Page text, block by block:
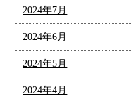
2024年7月
2024年6月
2024年5月
2024年4月